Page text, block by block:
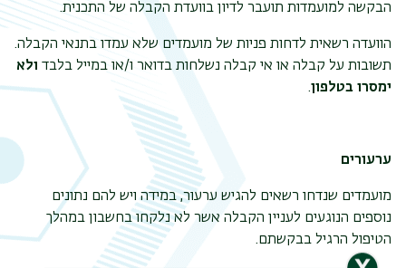
הבקשה למועמדות תועבר לדיון בוועדת הקבלה של התכנית.
הוועדה רשאית לדחות פניות של מועמדים שלא עמדו בתנאי הקבלה.
תשובות על קבלה או אי קבלה נשלחות בדואר ו/או במייל בלבד ולא
ימסרו בטלפון.
ערעורים
מועמדים שנדחו רשאים להגיש ערעור, במידה ויש להם נתונים
נוספים הנוגעים לעניין הקבלה אשר לא נלקחו בחשבון במהלך
הטיפול הרגיל בבקשתם.